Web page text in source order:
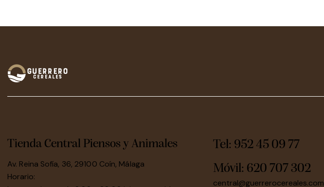
Tienda Central Piensos y Animales
Av. Reina Sofía, 36, 29100 Coín, Málaga
Horario:
Tel: 952 45 09 77
Móvil: 620 707 302
central@guerrerocereales.com